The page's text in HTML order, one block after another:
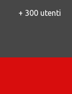
+ 300 utenti